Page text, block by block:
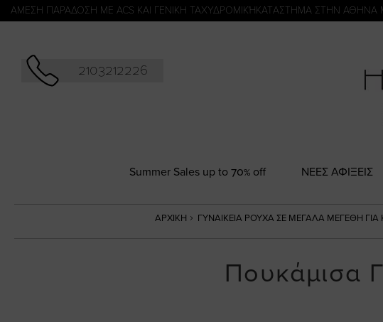
ΑΜΕΣΗ ΠΑΡΑΔΟΣΗ ΜΕ ACS ΚΑΙ ΓΕΝΙΚΗ ΤΑΧΥΔΡΟΜΙΚΉKATΑΣΤΗΜΑ ΣΤΗΝ
2103212226
Summer Sales up to 70% off NΕΕΣ ΑΦΙΞΕΙΣ
ΑΡΧΙΚΉ ΓΥΝΑΙΚΕΊΑ ΡΟΎΧΑ ΣΕ ΜΕΓΆΛΑ ΜΕΓΈΘΗ ΓΙΑ
Πουκάμισα
Αναζήτηση